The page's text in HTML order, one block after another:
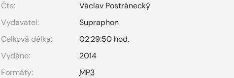
Čte:
Václav Postránecký
Vydavatel:
Supraphon
Celková délka:
02:29:50 hod.
Vydáno:
2014
Formáty:
MP3